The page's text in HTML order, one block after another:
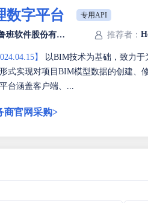
数字平台 专用API
鲁班软件股份有限公司 推荐者：
】
以BIM技术为基础，致力
式实现对项目BIM模型数据的创建、
台涵盖客户端、...
商官网采购>